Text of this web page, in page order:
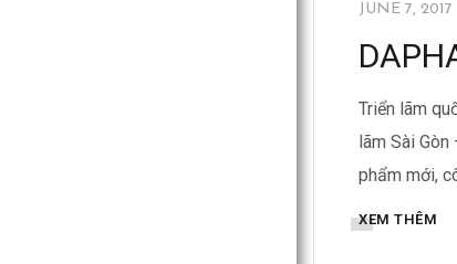
JUNE 7, 2017
Triển lãm
lãm Sài Gòn
phẩm mới,
XEM THÊM